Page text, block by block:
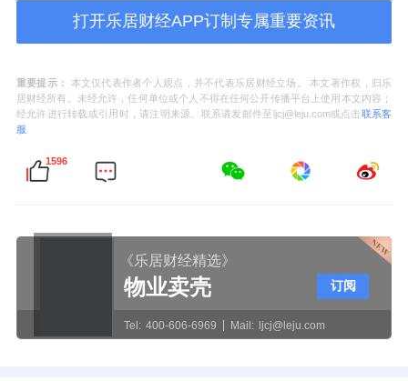
权益，委任安迈企业咨询公司董事总经理黄咏
诗及杜艾迪为接管人及管理人。
此后，曾氏家族逐步退出弘阳服务管理层。
2024年11月，创始人曾焕沙之女曾子熙辞任执
董事及董事会主席等职务。
知，提议召开股东特别大会，要求罢免贾洪波
执行董事职务及王奋、李晓航、赵现波三名独
立非执行董事职务。
打开乐居财经APP订制专属重要资讯
重要提示：
本文仅代表作者个人观点，并不代表乐居财经立场。 本文著作权，归乐
居财经所有。未经允许，任何单位或个人不得在任何公开传播平台上使用本文内容；
经允许进行转载或引用时，请注明来源。联系请发邮件至ljcj@leju.com或点击联系客
服
1596
《乐居财经精选》
物业卖壳
Tel: 400-606-6969 Mail: ljcj@leju.com
订阅